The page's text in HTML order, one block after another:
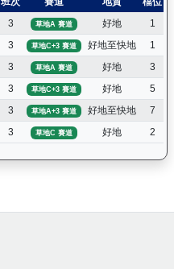
3 草地A 賽道 好地 1
3 草地C+3 賽道 好地至快地 1
3 草地A 賽道 好地 3
3 草地C+3 賽道 好地 5
3 草地A+3 賽道 好地至快地 7
3 草地C 賽道 好地 2